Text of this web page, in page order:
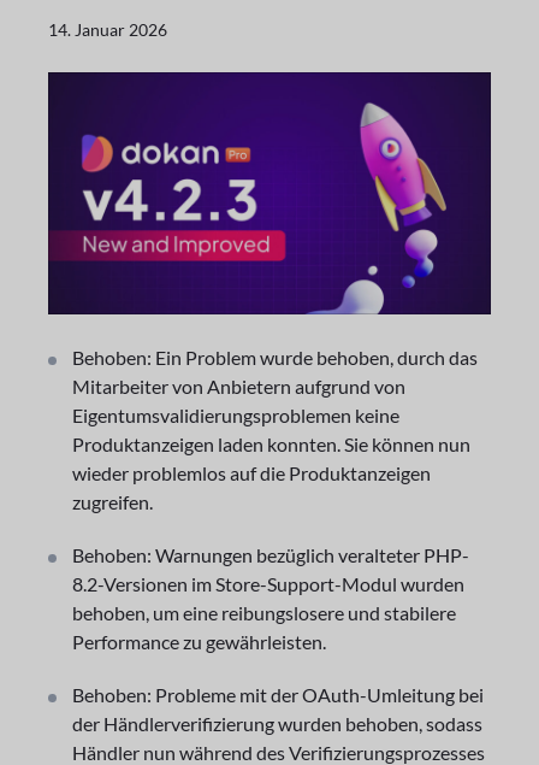
14. Januar 2026
Behoben: Ein Problem wurde behoben, durch das
Mitarbeiter von Anbietern aufgrund von
Eigentumsvalidierungsproblemen keine
Produktanzeigen laden konnten. Sie können nun
wieder problemlos auf die Produktanzeigen
zugreifen.
Behoben: Warnungen bezüglich veralteter PHP-
8.2-Versionen im Store-Support-Modul wurden
behoben, um eine reibungslosere und stabilere
Performance zu gewährleisten.
Behoben: Probleme mit der OAuth-Umleitung bei
der Händlerverifizierung wurden behoben, sodass
Händler nun während des Verifizierungsprozesses